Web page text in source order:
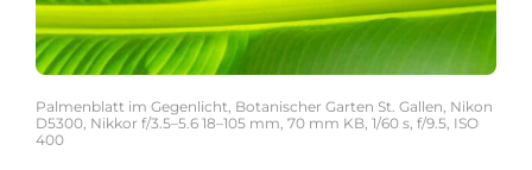
Palmenblatt im Gegenlicht, Botanischer Garten St. Gallen, Nikon
D5300, Nikkor f/3.5–5.6 18–105 mm, 70 mm KB, 1/60 s, f/9.5, ISO
400